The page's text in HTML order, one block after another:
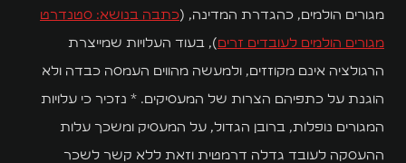
המגזין
מדריכים
מגורים הולמים, כהגדרת המדינה, (כתבה בנושא: סטנדרט
מגורים הולמים לעובדים זרים), בעוד העלויות שמייצרת
הרגולציה אינם מקוזזים, ולמעשה מהווים העמסה כבדה ולא
הוגנת על כתפיהם הצרות של המעסיקים. * נזכיר כי עלויות
המגורים נופלות, ברובן הגדול, על המעסיק ומשכך עלות
ההעסקה לעובד גדלה דרמטית וזאת ללא קשר לשכר